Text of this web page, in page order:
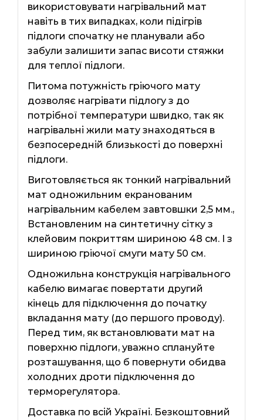
використовувати нагрівальний мат
навіть в тих випадках, коли підігрів
підлоги спочатку не планували або
забули залишити запас висоти стяжки
для теплої підлоги.
Питома потужність гріючого мату
дозволяє нагрівати підлогу з до
потрібної температури швидко, так як
нагрівальні жили мату знаходяться в
безпосередній близькості до поверхні
підлоги.
Виготовляється як тонкий нагрівальний
мат одножильним екранованим
нагрівальним кабелем завтовшки 2,5 мм.,
Встановленим на синтетичну сітку з
клейовим покриттям шириною 48 см. І з
шириною гріючої смуги мату 50 см.
Одножильна конструкція нагрівального
кабелю вимагає повертати другий
кінець для підключення до початку
вкладання мату (до першого проводу).
Перед тим, як встановлювати мат на
поверхню підлоги, уважно сплануйте
розташування, що б повернути обидва
холодних дроти підключення до
терморегулятора.
Доставка по всій Україні. Безкоштовний